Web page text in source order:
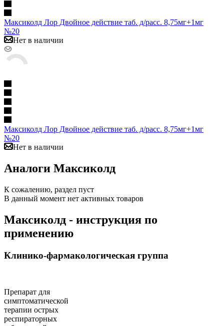
Максиколд Лор Двойное действие таб. д/расс. 8,75мг+1мг
№20
Нет в наличии
Максиколд Лор Двойное действие таб. д/расс. 8,75мг+1мг
№20
Нет в наличии
Аналоги Максиколд
К сожалению, раздел пуст
В данный момент нет активных товаров
Максиколд - инструкция по
применению
Клинико-фармакологическая группа
Препарат для
симптоматической
терапии острых
респираторных